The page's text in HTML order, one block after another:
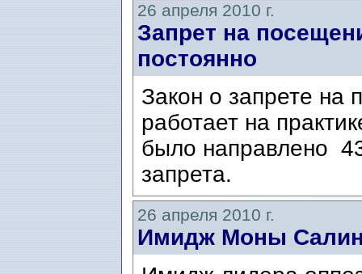
26 апреля 2010 г.
Запрет на
постоянно
Закон о запрете
работает на
было направлено
запрета.
26 апреля 2010 г.
Имидж Моны Салин